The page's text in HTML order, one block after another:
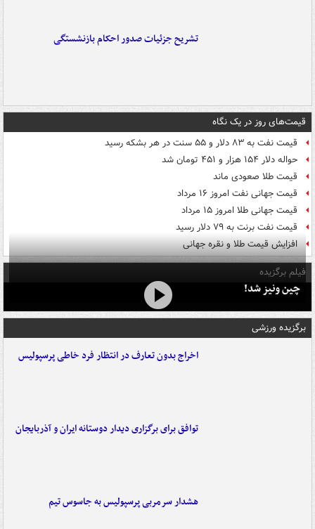
تشریح جزئیات صدور احکام بازنشستگی
قیمت‌های روز در یک نگاه
قیمت نفت به ۸۳ دلار و ۵۵ سنت در هر بشکه رسید
حواله دلار ۱۵۴ هزار و ۴۵۱ تومان شد
قیمت طلا صعودی ماند
قیمت جهانی نفت امروز ۱۶ مرداد
قیمت جهانی طلا امروز ۱۵ مرداد
قیمت نفت برنت به ۷۹ دلار رسید
افزایش قیمت طلا و نقره جهانی
فیلم برگزیده
چین ونیز شد!
برگزیده ورزشی
اخراج بدون تعارف در انتظار فرد خاطی پرسپولیس
توافق برای برگزاری دیدار دوستانه ایران و آذربایجان
هشدار سرمربی پرسپولیس به جاسوس تیم